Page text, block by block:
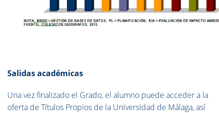
Salidas académicas
Una vez finalizado el Grado, el alumno puede acceder a la
oferta de Títulos Propios de la Universidad de Málaga, así